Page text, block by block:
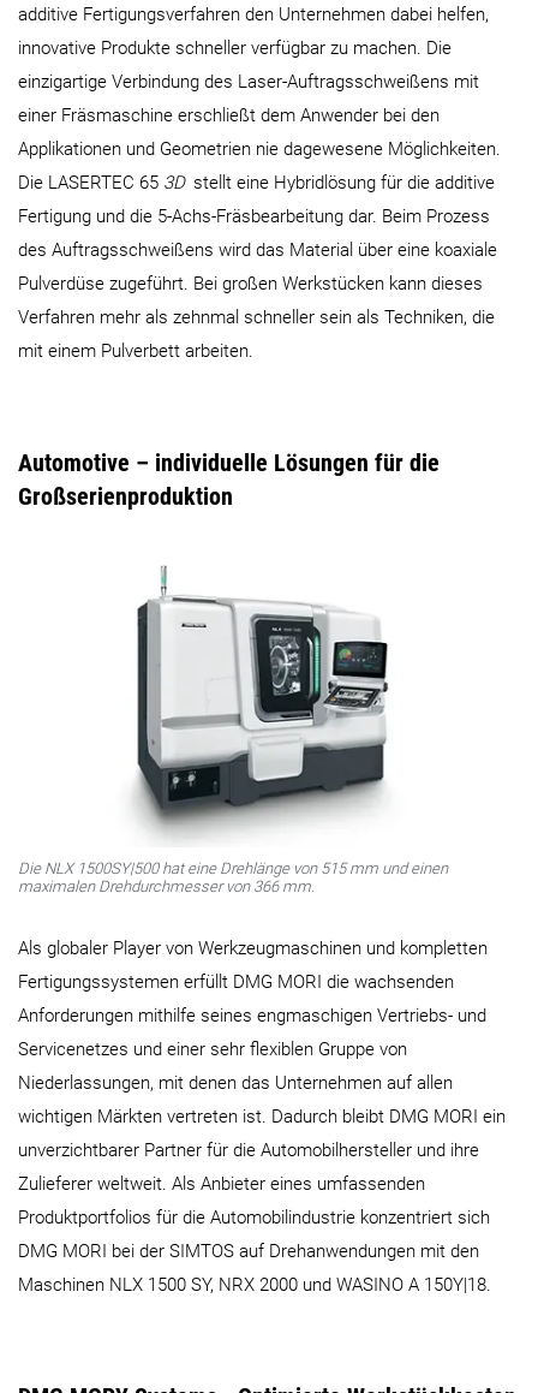
additive Fertigungsverfahren den Unternehmen dabei helfen,
innovative Produkte schneller verfügbar zu machen. Die
einzigartige Verbindung des Laser-Auftragsschweißens mit
einer Fräsmaschine erschließt dem Anwender bei den
Applikationen und Geometrien nie dagewesene Möglichkeiten.
Die LASERTEC 65 3D stellt eine Hybridlösung für die additive
Fertigung und die 5-Achs-Fräsbearbeitung dar. Beim Prozess
des Auftragsschweißens wird das Material über eine koaxiale
Pulverdüse zugeführt. Bei großen Werkstücken kann dieses
Verfahren mehr als zehnmal schneller sein als Techniken, die
mit einem Pulverbett arbeiten.
Automotive – individuelle Lösungen für die
Großserienproduktion
Die NLX 1500SY|500 hat eine Drehlänge von 515 mm und einen
maximalen Drehdurchmesser von 366 mm.
Als globaler Player von Werkzeugmaschinen und kompletten
Fertigungssystemen erfüllt DMG MORI die wachsenden
Anforderungen mithilfe seines engmaschigen Vertriebs- und
Servicenetzes und einer sehr flexiblen Gruppe von
Niederlassungen, mit denen das Unternehmen auf allen
wichtigen Märkten vertreten ist. Dadurch bleibt DMG MORI ein
unverzichtbarer Partner für die Automobilhersteller und ihre
Zulieferer weltweit. Als Anbieter eines umfassenden
Produktportfolios für die Automobilindustrie konzentriert sich
DMG MORI bei der SIMTOS auf Drehanwendungen mit den
Maschinen NLX 1500 SY, NRX 2000 und WASINO A 150Y|18.